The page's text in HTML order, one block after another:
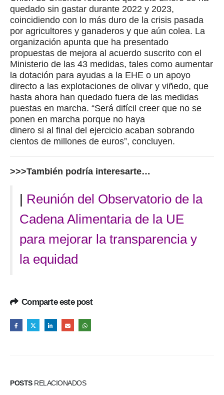
quedado sin gastar durante 2022 y 2023,
coincidiendo con lo más duro de la crisis pasada
por agricultores y ganaderos y que aún colea. La
organización apunta que ha presentado
propuestas de mejora al acuerdo suscrito con el
Ministerio de las 43 medidas, tales como aumentar
la dotación para ayudas a la EHE o un apoyo
directo a las explotaciones de olivar y viñedo, que
hasta ahora han quedado fuera de las medidas
puestas en marcha. “Será difícil creer que no se
ponen en marcha porque no haya
dinero si al final del ejercicio acaban sobrando
cientos de millones de euros”, concluyen.
>>>También podría interesarte…
| Reunión del Observatorio de la
Cadena Alimentaria de la UE
para mejorar la transparencia y
la equidad
Comparte este post
POSTSRELACIONADOS